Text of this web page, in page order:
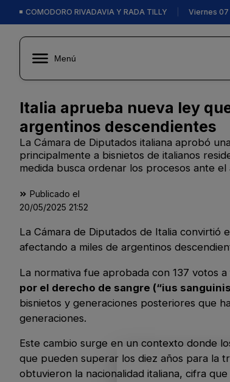
COMODORO RIVADAVIA Y RADA TILLY Viernes 07
Menú
Italia aprueba nueva ley
argentinos descendientes
La Cámara de Diputados italiana aprobó
principalmente a bisnietos de italianos
medida busca ordenar los procesos ante
Publicado el
20/05/2025 21:52
La Cámara de Diputados de Italia convirtió
afectando a miles de argentinos
La normativa fue aprobada con 137 votos
por el derecho de sangre (“ius
bisnietos y generaciones posteriores que
generaciones.
Este cambio surge en un contexto donde
que pueden superar los diez años para la
obtuvieron la nacionalidad italiana, cifra